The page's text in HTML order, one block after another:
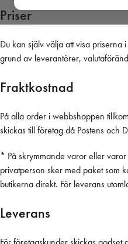
Priser
Du kan själv välja att visa priserna
grund av leverantörer,
Fraktkostnad
På alla order i webbshoppen
skickas till företag då Postens och
* På skrymmande varor eller
privatperson sker med paket som
butikerna direkt. För leverans
Leverans